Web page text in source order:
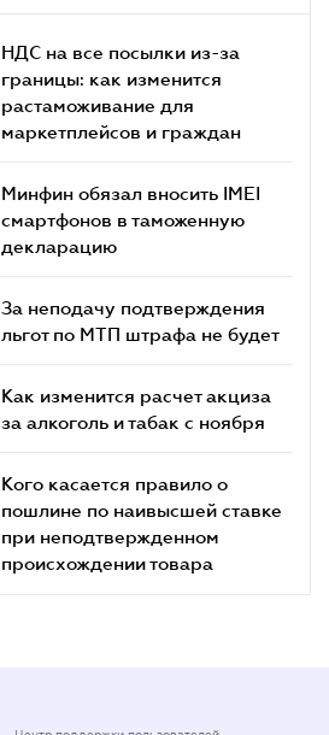
НДС на все посылки из-за
границы: как изменится
растаможивание для
маркетплейсов и граждан
Минфин обязал вносить IMEI
смартфонов в таможенную
декларацию
За неподачу подтверждения
льгот по МТП штрафа не будет
Как изменится расчет акциза
за алкоголь и табак с ноября
Кого касается правило о
пошлине по наивысшей ставке
при неподтвержденном
происхождении товара